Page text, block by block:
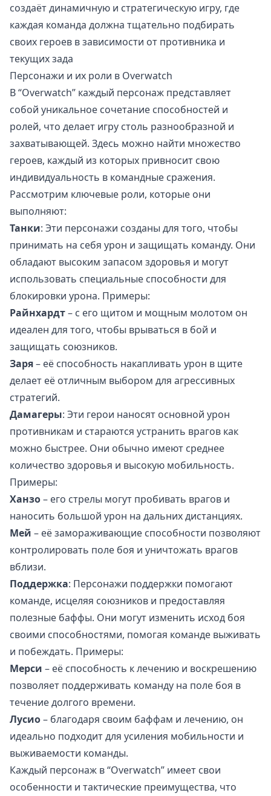
создаёт динамичную и стратегическую игру, где
каждая команда должна тщательно подбирать
своих героев в зависимости от противника и
текущих зада
Персонажи и их роли в Overwatch
В “Overwatch” каждый персонаж представляет
собой уникальное сочетание способностей и
ролей, что делает игру столь разнообразной и
захватывающей. Здесь можно найти множество
героев, каждый из которых привносит свою
индивидуальность в командные сражения.
Рассмотрим ключевые роли, которые они
выполняют:
Танки: Эти персонажи созданы для того, чтобы
принимать на себя урон и защищать команду. Они
обладают высоким запасом здоровья и могут
использовать специальные способности для
блокировки урона. Примеры:
Райнхардт– с его щитом и мощным молотом он
идеален для того, чтобы врываться в бой и
защищать союзников.
Заря– её способность накапливать урон в щите
делает её отличным выбором для агрессивных
стратегий.
Дамагеры: Эти герои наносят основной урон
противникам и стараются устранить врагов как
можно быстрее. Они обычно имеют среднее
количество здоровья и высокую мобильность.
Примеры:
Ханзо– его стрелы могут пробивать врагов и
наносить большой урон на дальних дистанциях.
Мей – её замораживающие способности позволяют
контролировать поле боя и уничтожать врагов
вблизи.
Поддержка: Персонажи поддержки помогают
команде, исцеляя союзников и предоставляя
полезные баффы. Они могут изменить исход боя
своими способностями, помогая команде выживать
и побеждать. Примеры:
Мерси – её способность к лечению и воскрешению
позволяет поддерживать команду на поле боя в
течение долгого времени.
Лусио– благодаря своим баффам и лечению, он
идеально подходит для усиления мобильности и
выживаемости команды.
Каждый персонаж в “Overwatch” имеет свои
особенности и тактические преимущества, что